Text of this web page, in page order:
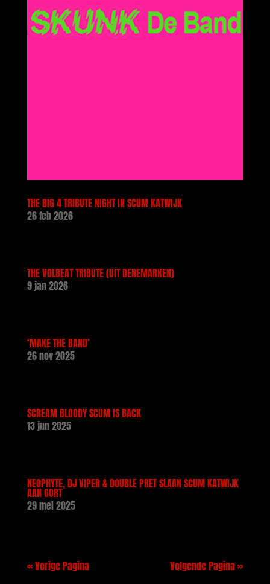
THE BIG 4 TRIBUTE NIGHT IN SCUM KATWIJK
26 feb 2026
THE VOLBEAT TRIBUTE (UIT DENEMARKEN)
9 jan 2026
‘MAKE THE BAND’
26 nov 2025
SCREAM BLOODY SCUM IS BACK
13 jun 2025
NEOPHYTE, DJ VIPER & DOUBLE PRET SLAAN SCUM KATWIJK
AAN GORT
29 mei 2025
« Vorige Pagina Volgende Pagina »